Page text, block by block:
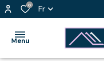
0 Fr
Menu